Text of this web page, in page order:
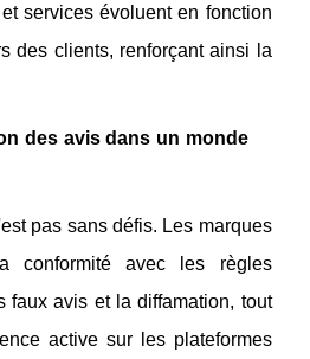
services évoluent en fonction
des clients, renforçant ainsi la
des avis dans un monde
pas sans défis. Les marques
conformité avec les règles
faux avis et la diffamation, tout
active sur les plateformes